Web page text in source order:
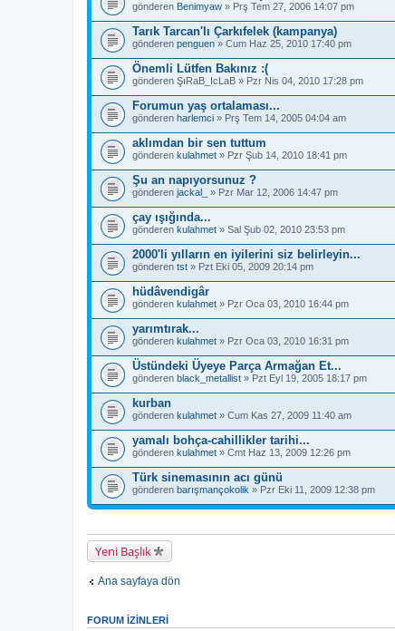
gönderen Benimyaw » Prş Tem 27, 2006 14:07 pm
Tarık Tarcan'lı Çarkıfelek (kampanya)
gönderen penguen » Cum Haz 25, 2010 17:40 pm
Önemli Lütfen Bakınız :(
gönderen ŞıRaB_IcLaB » Pzr Nis 04, 2010 17:28 pm
Forumun yaş ortalaması...
gönderen harlemci » Prş Tem 14, 2005 04:04 am
aklımdan bir sen tuttum
gönderen kulahmet » Pzr Şub 14, 2010 18:41 pm
Şu an napıyorsunuz ?
gönderen jackal_ » Pzr Mar 12, 2006 14:47 pm
çay ışığında...
gönderen kulahmet » Sal Şub 02, 2010 23:53 pm
2000'li yılların en iyilerini siz belirleyin...
gönderen tst » Pzt Eki 05, 2009 20:14 pm
hüdâvendigâr
gönderen kulahmet » Pzr Oca 03, 2010 16:44 pm
yarımtırak...
gönderen kulahmet » Pzr Oca 03, 2010 16:31 pm
Üstündeki Üyeye Parça Armağan Et...
gönderen black_metallist » Pzt Eyl 19, 2005 18:17 pm
kurban
gönderen kulahmet » Cum Kas 27, 2009 11:40 am
yamalı bohça-cahillikler tarihi...
gönderen kulahmet » Cmt Haz 13, 2009 12:26 pm
Türk sinemasının acı günü
gönderen barışmançokolik » Pzr Eki 11, 2009 12:38 pm
Yeni Başlık
Ana sayfaya dön
FORUM IZINLERI